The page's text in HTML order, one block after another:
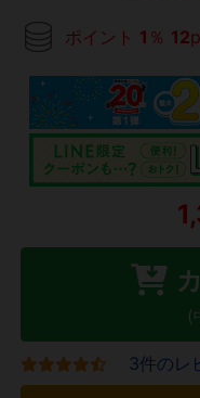
ポイント 1 ％ 12
(
3件のレ